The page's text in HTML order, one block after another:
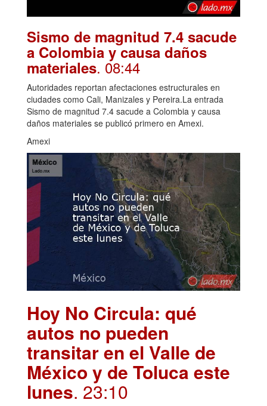
Sismo de magnitud 7.4 sacude
a Colombia y causa daños
materiales. 08:44
Autoridades reportan afectaciones estructurales en
ciudades como Cali, Manizales y Pereira.La entrada
Sismo de magnitud 7.4 sacude a Colombia y causa
daños materiales se publicó primero en Amexi.
Amexi
Hoy No Circula: qué
autos no pueden
transitar en el Valle de
México y de Toluca este
lunes. 23:10